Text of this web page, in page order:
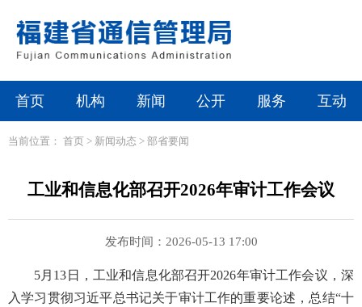
首页 机构 新闻 公开 服务 互动
当前位置： 首页 > 新闻动态 > 部省要闻
工业和信息化部召开2026年审计工作会议
发布时间：2026-05-13 17:00
5月13日，工业和信息化部召开2026年审计工作会议，深
入学习贯彻习近平总书记关于审计工作的重要论述，总结“十